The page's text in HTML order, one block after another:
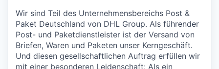
Wir sind Teil des Unternehmensbereichs Post &
Paket Deutschland von DHL Group. Als führender
Post- und Paketdienstleister ist der Versand von
Briefen, Waren und Paketen unser Kerngeschäft.
Und diesen gesellschaftlichen Auftrag erfüllen wir
mit einer besonderen Leidenschaft: Als ein